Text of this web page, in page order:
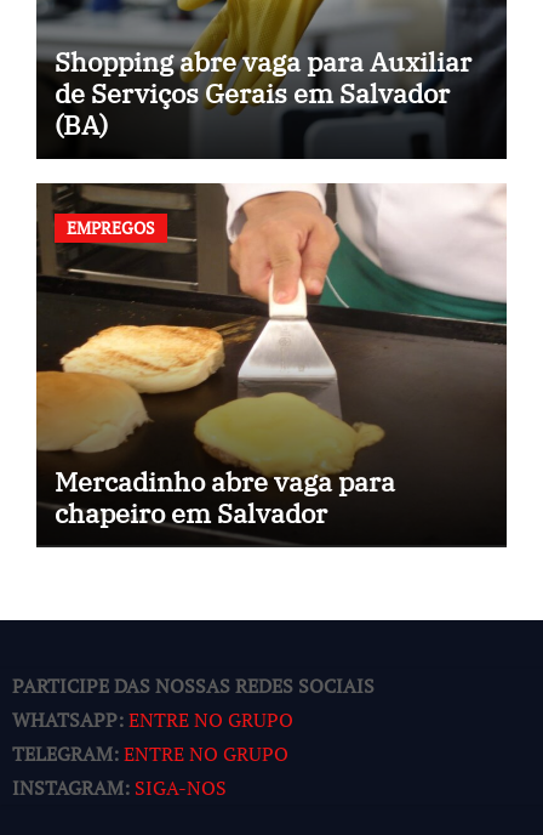
Shopping abre vaga para Auxiliar
de Serviços Gerais em Salvador
(BA)
EMPREGOS
Mercadinho abre vaga para
chapeiro em Salvador
PARTICIPE DAS NOSSAS REDES SOCIAIS
WHATSAPP:ENTRE NO GRUPO
TELEGRAM:ENTRE NO GRUPO
INSTAGRAM: SIGA-NOS